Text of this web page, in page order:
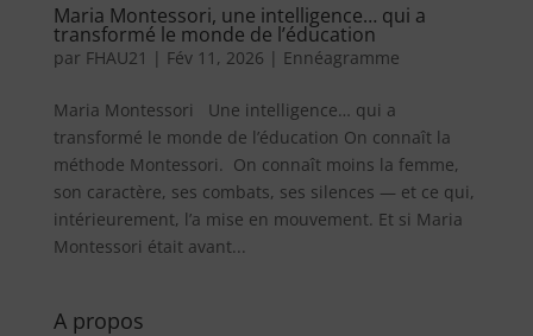
Maria Montessori, une intelligence… qui a
transformé le monde de l’éducation
par FHAU21 | Fév 11, 2026 | Ennéagramme
Maria Montessori Une intelligence… qui a
transformé le monde de l’éducation On connaît la
méthode Montessori. On connaît moins la femme,
son caractère, ses combats, ses silences — et ce qui,
intérieurement, l’a mise en mouvement. Et si Maria
Montessori était avant...
A propos